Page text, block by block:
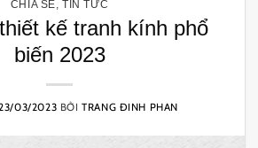
CHIA SẺ ,TIN TỨC
kế tranh kính phổ
biến 2023
03/2023 BỞITRANG ĐINH PHAN